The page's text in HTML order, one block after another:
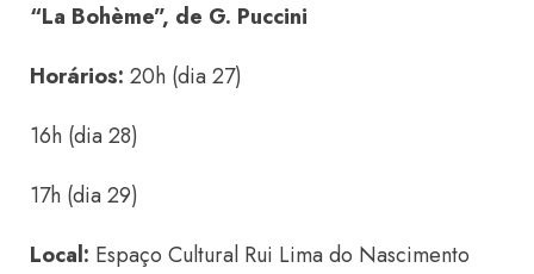
“La Bohème”, de G. Puccini
Horários: 20h (dia 27)
16h (dia 28)
17h (dia 29)
Local: Espaço Cultural Rui Lima do Nascimento